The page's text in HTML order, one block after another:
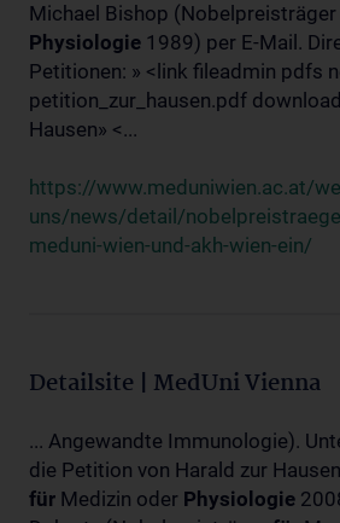
Michael Bishop (Nobelpreisträger
Physiologie 1989) per E-Mail.
Petitionen: » <link fileadmin pdfs
petition_zur_hausen.pdf
Hausen» <...
https://www.meduniwien.ac.at/
uns/news/detail/
meduni-wien-und-akh-wien-ein/
Detailsite | MedUni Vienna
... Angewandte Immunologie).
die Petition von Harald zur
für Medizin oder Physiologie